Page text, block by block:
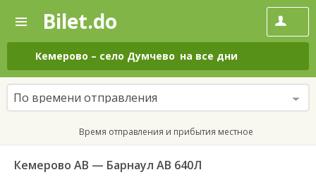
—
Поиск
и
покупка
билетов
на
автобус
онлайн
Bilet.do
Кемерово – село Думчево на все дни
По времени отправления
Время отправления и прибытия местное
Кемерово АВ — Барнаул АВ 640Л